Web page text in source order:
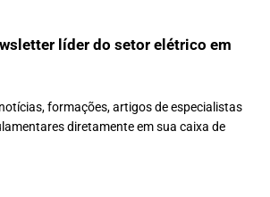
líder do setor elétrico em
formações, artigos de especialistas
diretamente em sua caixa de